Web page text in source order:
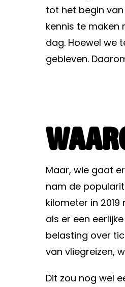
tot het begin
kennis te maken
dag. Hoewel we
gebleven.
Maar, wie gaat
nam de
kilometer in
als er een
belasting over
van vliegreizen,
Dit zou nog wel